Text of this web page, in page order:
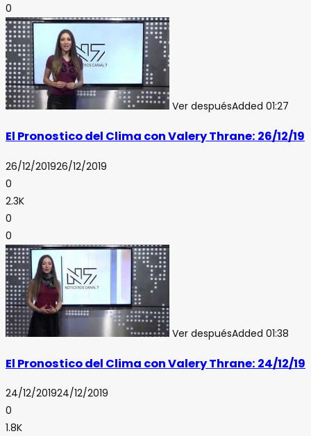
0
Ver despuésAdded 01:27
El Pronostico del Clima con Valery Thrane: 26/12/19
26/12/201926/12/2019
0
2.3K
0
0
Ver despuésAdded 01:38
El Pronostico del Clima con Valery Thrane: 24/12/19
24/12/201924/12/2019
0
1.8K